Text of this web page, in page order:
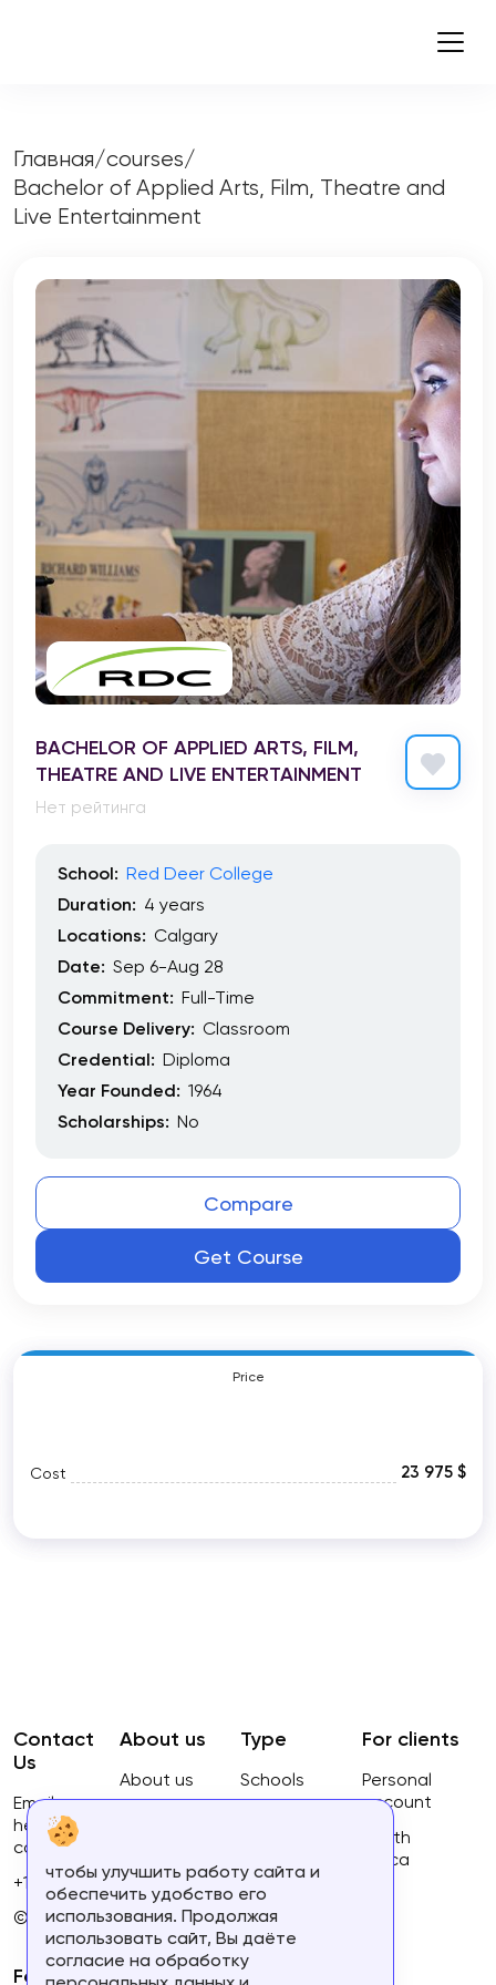
Главная/courses/
Bachelor of Applied Arts, Film, Theatre and
Live Entertainment
BACHELOR OF APPLIED ARTS, FILM,
THEATRE AND LIVE ENTERTAINMENT
Нет рейтинга
School: Red Deer College
Duration: 4 years
Locations: Calgary
Date: Sep 6-Aug 28
Commitment: Full-Time
Course Delivery: Classroom
Credential: Diploma
Year Founded: 1964
Scholarships: No
Compare
Get Course
Price
Cost 23 975 $
About us
About us
Terms of
use
Type
Schools
For clients
Personal
account
South
Africa
For partners
Contact
Us
Email:
hello@ca-
courses.com
+16134168460
© 2023.
чтобы улучшить работу сайта и
обеспечить удобство его
использования. Продолжая
использовать сайт, Вы даёте
согласие на обработку